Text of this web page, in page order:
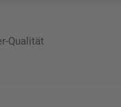
Qualität